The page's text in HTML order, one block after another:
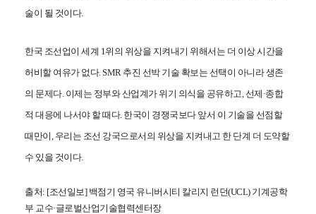
술이 될 것이다.
한국 조선업이 세계 1위의 위상을 지켜내기 위해서는 더 이상 시간을
허비할 여유가 없다. SMR 추진 선박 기술 확보는 선택이 아니라 생존
의 문제다. 이제는 정부와 산업계가 위기 의식을 공유하고, 선제·종합
적 대응에 나서야 할 때다. 한국이 경쟁국보다 앞서 이 기술을 선점할
때만이, 우리는 조선 강국으로서의 위상을 지켜내고 한 단계 더 도약할
수 있을 것이다.
출처: [조선일보] 백점기 영국 유니버시티 칼리지 런던(UCL) 기계공학
부 교수·글로벌산업기술협력센터장